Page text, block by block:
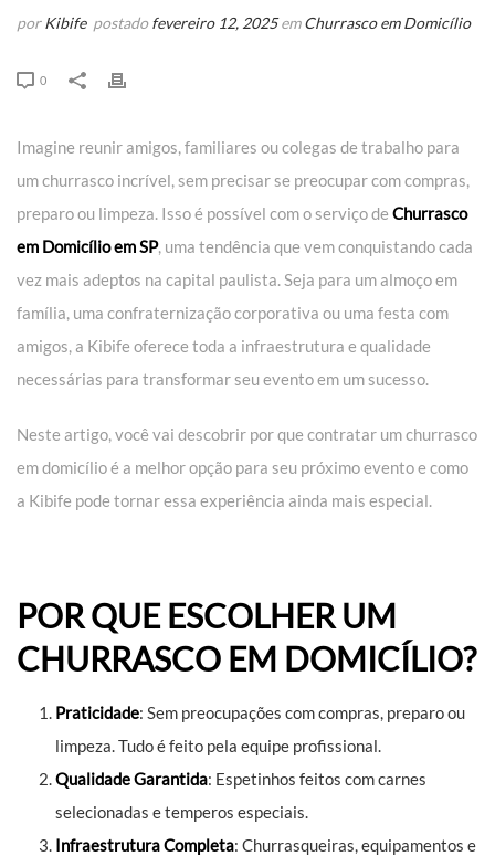
porKibife postadofevereiro 12, 2025emChurrasco em Domicílio
0
Imagine reunir amigos, familiares ou colegas de trabalho para
um churrasco incrível, sem precisar se preocupar com compras,
preparo ou limpeza. Isso é possível com o serviço de Churrasco
em Domicílio em SP, uma tendência que vem conquistando cada
vez mais adeptos na capital paulista. Seja para um almoço em
família, uma confraternização corporativa ou uma festa com
amigos, a Kibife oferece toda a infraestrutura e qualidade
necessárias para transformar seu evento em um sucesso.
Neste artigo, você vai descobrir por que contratar um churrasco
em domicílio é a melhor opção para seu próximo evento e como
a Kibife pode tornar essa experiência ainda mais especial.
POR QUE ESCOLHER UM
CHURRASCO EM DOMICÍLIO?
Praticidade: Sem preocupações com compras, preparo ou
limpeza. Tudo é feito pela equipe profissional.
Qualidade Garantida: Espetinhos feitos com carnes
selecionadas e temperos especiais.
Infraestrutura Completa: Churrasqueiras, equipamentos e